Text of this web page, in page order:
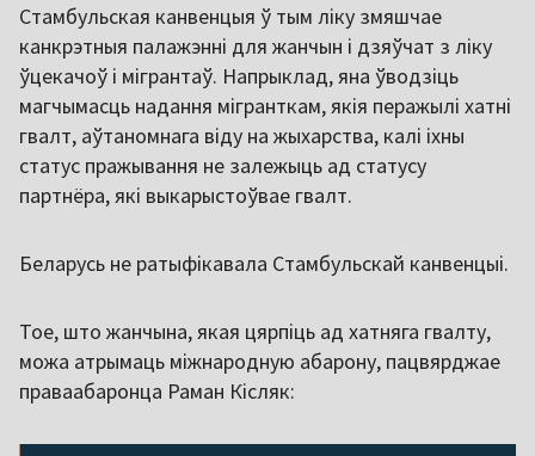
Стамбульская канвенцыя ў тым ліку змяшчае
канкрэтныя палажэнні для жанчын і дзяўчат з ліку
ўцекачоў і мігрантаў. Напрыклад, яна ўводзіць
магчымасць надання мігранткам, якія перажылі хатні
гвалт, аўтаномнага віду на жыхарства, калі іхны
статус пражывання не залежыць ад статусу
партнёра, які выкарыстоўвае гвалт.
Беларусь не ратыфікавала Стамбульскай канвенцыі.
Тое, што жанчына, якая цярпіць ад хатняга гвалту,
можа атрымаць міжнародную абарону, пацвярджае
праваабаронца Раман Кісляк: